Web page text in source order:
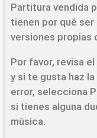
Partitura vendida
tienen por qué
versiones propias
Por favor, revisa
y si te gusta haz
error, selecciona
si tienes alguna
música.